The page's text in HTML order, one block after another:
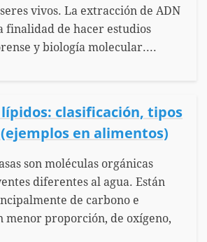
vivos. La extracción de ADN
finalidad de hacer estudios
y biología molecular....
lípidos: clasificación, tipos
en alimentos)
son moléculas orgánicas
diferentes al agua. Están
de carbono e
menor proporción, de oxígeno,